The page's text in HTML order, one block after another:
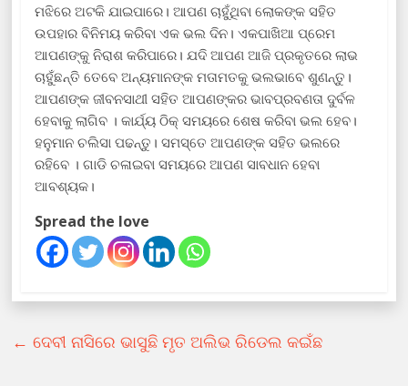
ମଝିରେ ଅଟକି ଯାଇପାରେ। ଆପଣ ଚାହୁଁଥିବା ଲୋକଙ୍କ ସହିତ
ଉପହାର ବିନିମୟ କରିବା ଏକ ଭଲ ଦିନ। ଏକପାଖିଆ ପ୍ରେମ
ଆପଣଙ୍କୁ ନିରାଶ କରିପାରେ। ଯଦି ଆପଣ ଆଜି ପ୍ରକୃତରେ ଲାଭ
ଚାହୁଁଛନ୍ତି ତେବେ ଅନ୍ୟମାନଙ୍କ ମତାମତକୁ ଭଲଭାବେ ଶୁଣନ୍ତୁ।
ଆପଣଙ୍କ ଜୀବନସାଥୀ ସହିତ ଆପଣଙ୍କର ଭାବପ୍ରବଣତା ଦୁର୍ବଳ
ହେବାକୁ ଲାଗିବ । କାର୍ଯ୍ୟ ଠିକ୍ ସମୟରେ ଶେଷ କରିବା ଭଲ ହେବ।
ହନୁମାନ ଚଲିସା ପଢନ୍ତୁ। ସମସ୍ତେ ଆପଣଙ୍କ ସହିତ ଭଲରେ
ରହିବେ । ଗାଡି ଚଳାଇବା ସମୟରେ ଆପଣ ସାବଧାନ ହେବା
ଆବଶ୍ୟକ।
Spread the love
← ଦେବୀ ନାସିରେ ଭାସୁଛି ମୃତ ଅଲିଭ ରିଡେଲ କଇଁଛ